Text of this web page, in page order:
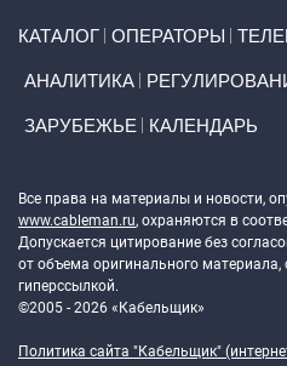
КАТАЛОГ ОПЕРАТОРЫ
АНАЛИТИКА
ЗАРУБЕЖЬЕ КАЛЕНДАРЬ
Все права на материалы и новости,
www.cableman.ru, охраняются в
Допускается цитирование без
от объема оригинального
гиперссылкой.
©2005 - 2026 «Кабельщик»
Политика сайта "Кабельщик"